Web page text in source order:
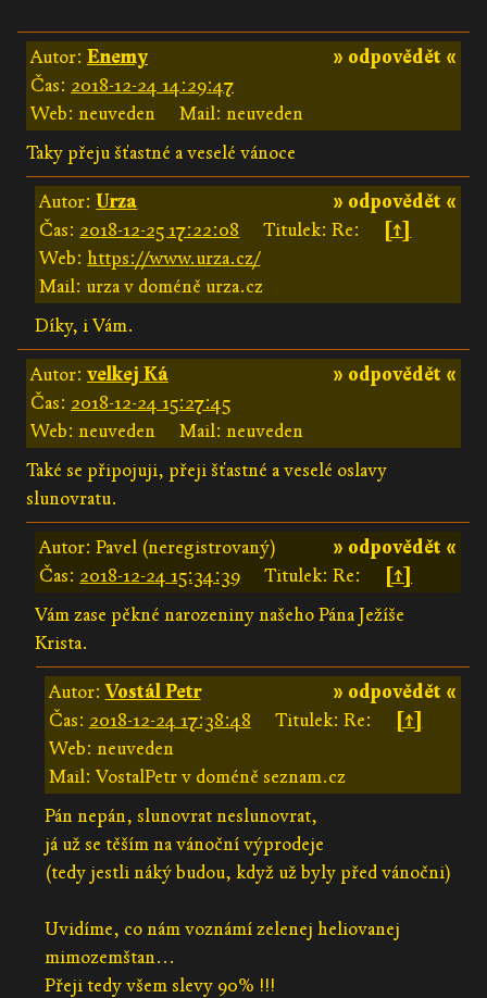
» odpovědět «
Autor: Enemy
Čas: 2018-12-24 14:29:47
Web: neuveden
Mail: neuveden
Taky přeju šťastné a veselé vánoce
» odpovědět «
Autor:Urza
Čas: 2018-12-25 17:22:08 Titulek: Re:
[↑]
Web:https://www.urza.cz/
Mail: urza v doméně urza.cz
Díky, i Vám.
» odpovědět «
Autor: velkej Ká
Čas: 2018-12-24 15:27:45
Web: neuveden
Mail: neuveden
Také se připojuji, přeji šťastné a veselé oslavy
slunovratu.
» odpovědět «
Autor: Pavel (neregistrovaný)
Čas: 2018-12-24 15:34:39 Titulek: Re:
[↑]
Vám zase pěkné narozeniny našeho Pána Ježíše
Krista.
» odpovědět «
Autor:Vostál Petr
Čas: 2018-12-24 17:38:48 Titulek: Re:
[↑]
Web: neuveden
Mail: VostalPetr v doméně seznam.cz
Pán nepán, slunovrat neslunovrat,
já už se těším na vánoční výprodeje
(tedy jestli náký budou, když už byly před vánočni)
Uvidíme, co nám voznámí zelenej heliovanej
mimozemštan...
Přeji tedy všem slevy 90% !!!